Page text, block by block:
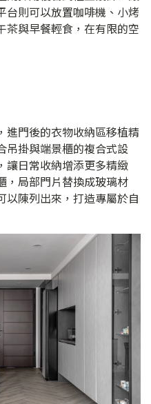
台則可以放置咖啡機、小烤
茶與早餐輕食，在有限的空
進門後的衣物收納區移植精
吊掛與端景櫃的複合式設
讓日常收納增添更多精緻
，局部門片替換成玻璃材
以陳列出來，打造專屬於自